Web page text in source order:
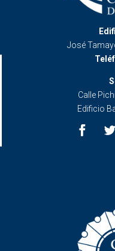
José
Calle
Edificio